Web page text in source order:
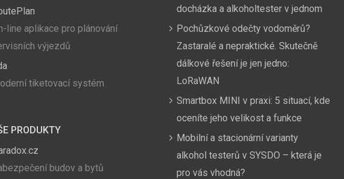
line aplikace pro plánování
výjezdů
tiketovací systém
PRODUKTY
budov a bytů
docházka a alkoholtester v jednom
Pochůzkové odečty vodoměrů?
Zastaralé a nepraktické. Skutečně
dálkové řešení je jen jedno:
LoRaWAN
Smartbox MINI v praxi: 5 situací, kde
oceníte jeho velikost a funkce
Mobilní a stacionární varianty
alkohol testerů v SYSDO – která je
pro vás vhodná?